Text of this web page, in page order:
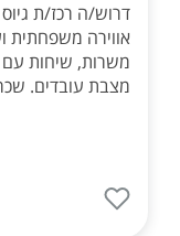
דרוש/ה רכז/ת
אווירה משפחתית
משרות, שיחות עם
מצבת עובדים. שכר: 6,500-7,500 + עמלות א'-